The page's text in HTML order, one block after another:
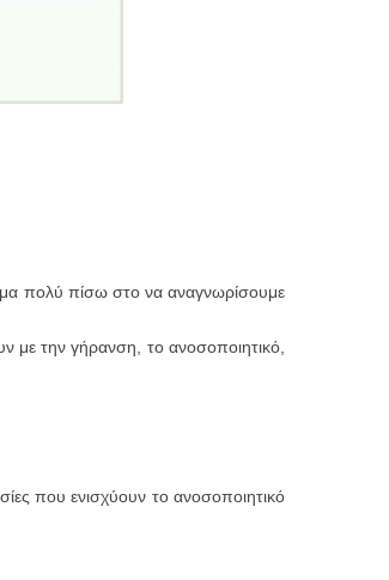
πολύ πίσω στο να αναγνωρίσουμε
με την γήρανση, το ανοσοποιητικό,
που ενισχύουν το ανοσοποιητικό